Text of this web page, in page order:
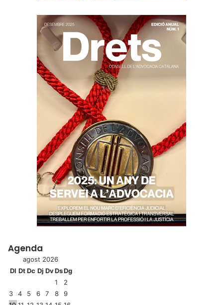
Agenda
agost 2026
Dl DtDc Dj DvDsDg
1
2
3
4 5 6 7 8
9